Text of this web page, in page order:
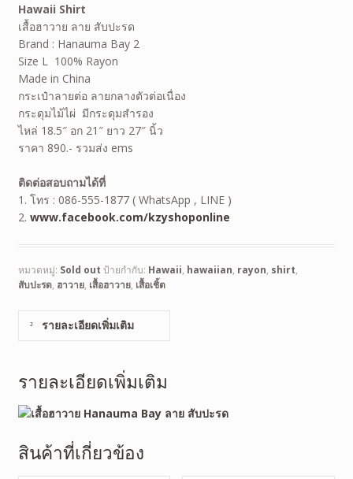
Hawaii Shirt
เสื้อฮาวาย ลาย สับปะรด
Brand : Hanauma Bay 2
Size L 100% Rayon
Made in China
กระเป๋าลายต่อ ลายกลางตัวต่อเนื่อง
กระดุมไม้ไผ่ มีกระดุมสำรอง
ไหล่ 18.5″ อก 21″ ยาว 27″ นิ้ว
ราคา 890.- รวมส่ง ems
ติดต่อสอบถามได้ที่
1. โทร : 086-555-1877 ( WhatsApp , LINE )
2. www.facebook.com/kzyshoponline
หมวดหมู่: Sold out ป้ายกำกับ: Hawaii, hawaiian, rayon, shirt,
สับปะรด, ฮาวาย, เสื้อฮาวาย, เสื้อเชิ้ต
รายละเอียดเพิ่มเติม
รายละเอียดเพิ่มเติม
สินค้าที่เกี่ยวข้อง